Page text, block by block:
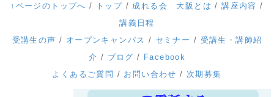
↑ページのトップへ / トップ / 成れる会 大阪とは /講座内容 /
講義日程
受講生の声 / オープンキャンパス / セミナー / 受講生・講師紹
介 / ブログ / Facebook
よくあるご質問 / お問い合わせ / 次期募集